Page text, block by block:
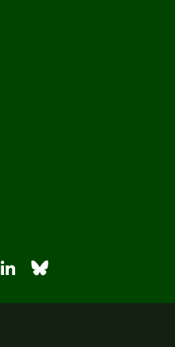
utili